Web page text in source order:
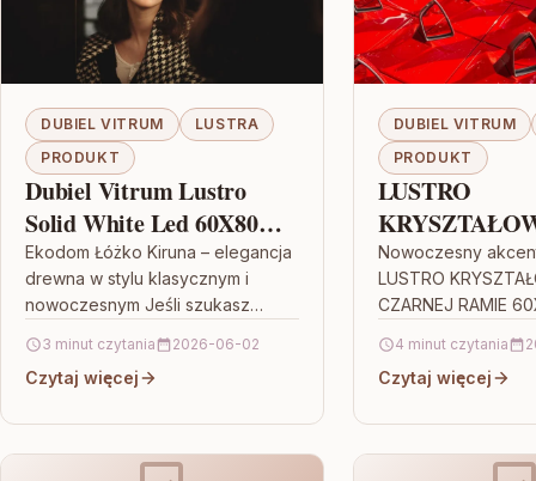
DUBIEL VITRUM
LUSTRA
PRODUKT
Dubiel Vitrum Lustro
Solid White Led 60X80
Cm
Ekodom Łóżko Kiruna – elegancja
drewna w stylu klasycznym i
nowoczesnym Jeśli szukasz
wnętrza, a jednocześnie dodaje
mu charakteru, Ekodom…
3 minut czytania 2026-06-02
Czytaj więcej
DUBIEL VITRUM
PRODUKT
LUSTRO
CZARNEJ
60X130CM
Nowoczesny
LUSTRO
CZARNEJ RAMIE
mieszkanie bez
remontu, liczy się
4 minut czytania
Czytaj więcej